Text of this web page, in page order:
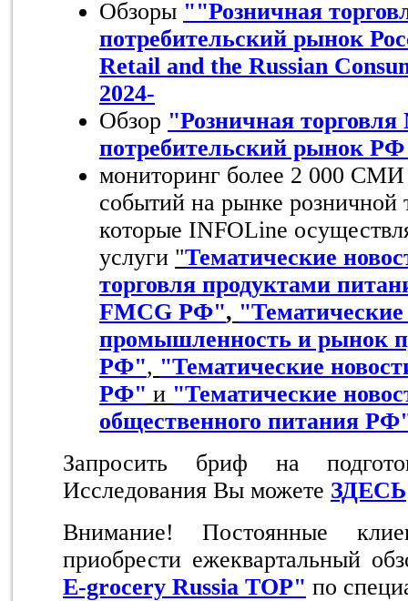
Обзоры ""Розничная
потребительский рынок
Retail and the Russian
2024-
Обзор "Розничная торговля
потребительский рынок РФ
мониторинг более 2 000
событий на рынке розничной
которые INFOLine
услуги "Тематические
торговля продуктами
FMCG РФ",
промышленность и рынок
РФ", "Тематические
РФ" и "Тематические
общественного питания
Запросить бриф на
Исследования Вы можете ЗДЕСЬ
Внимание! Постоянные
приобрести ежеквартальный
E-grocery Russia TOP" по